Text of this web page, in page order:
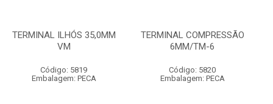
TERMINAL ILHÓS 35,0MM
VM
Código: 5819
Embalagem: PECA
TERMINAL COMPRESSÃO
6MM/TM-6
Código: 5820
Embalagem: PECA